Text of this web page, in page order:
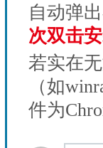
自动弹
次双击
若实在
（如
件为